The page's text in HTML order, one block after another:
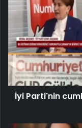
İyi Parti'nin